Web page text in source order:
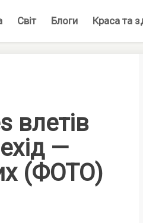
Світ Блоги Краса та
влетів
—
(ФОТО)